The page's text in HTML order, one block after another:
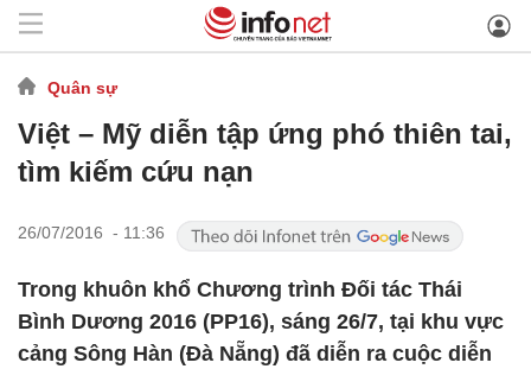
Quân sự
Việt – Mỹ diễn tập ứng phó thiên tai,
tìm kiếm cứu nạn
26/07/2016 - 11:36
Trong khuôn khổ Chương trình Đối tác Thái
Bình Dương 2016 (PP16), sáng 26/7, tại khu vực
cảng Sông Hàn (Đà Nẵng) đã diễn ra cuộc diễn